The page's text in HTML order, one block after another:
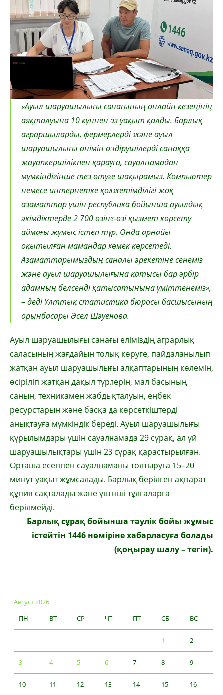
«Ауыл шаруашылығы санағының онлайн кезеңінің
аяқталуына 10 күннен аз уақыт қалды. Барлық
аграршыларды, фермерлерді және ауыл
шаруашылығы өнімін өндірушілерді санаққа
жауапкершілікпен қарауға, сауалнамадан
мүмкіндігінше тез өтуге шақырамыз. Компьютер
немесе интернетке қолжетімділігі жоқ
азаматтар үшін республика бойынша ауылдық
әкімдіктерде 2 700 өзіне-өзі қызмет көрсету
аймағы жұмыс істеп тұр. Онда арнайы
оқытылған мамандар көмек көрсетеді.
Азаматтарымыздың саналы әрекетіне сенеміз
және ауыл шаруашылығына қатысы бар әрбір
адамның белсенді қатысатынына үміттенеміз»,
– деді Ұлттық статистика бюросы басшысының
орынбасары Әсел Шәуенова.
Ауыл шаруашылығы санағы еліміздің аграрлық
саласының жағдайын толық көруге, пайдаланылып
жатқан ауыл шаруашылығы алқаптарының көлемін,
өсіріліп жатқан дақыл түрлерін, мал басының
санын, техникамен жабдықталуын, еңбек
ресурстарын және басқа да көрсеткіштерді
анықтауға мүмкіндік береді. Ауыл шаруашылығы
құрылымдары үшін сауалнамада 29 сұрақ, ал үй
шаруашылықтары үшін 23 сұрақ қарастырылған.
Орташа есеппен сауалнаманы толтыруға 15–20
минут уақыт жұмсалады. Барлық берілген ақпарат
құпия сақталады және үшінші тұлғаларға
берілмейді.
Барлық сұрақ бойынша тәулік бойы жұмыс
істейтін 1446 нөміріне хабарласуға болады
(қоңырау шалу – тегін).
Август 2026
ПН
ВТ СР ЧТ ПТ СБ ВС
1 2
3 4 5 6 7 8 9
10 11 12 13 14 15 16